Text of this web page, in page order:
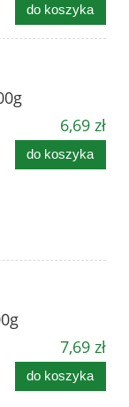
do koszyka
6,69 zł
do koszyka
7,69 zł
do koszyka